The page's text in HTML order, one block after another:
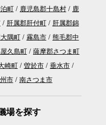
町 鹿児島郡十島村
鹿
肝属郡肝付町
肝属郡錦
隅町 霧島市
熊毛郡中
久島町
薩摩郡さつま町
崎町 曽於市
垂水市
市 南さつま市
場を探す